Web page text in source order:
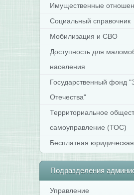
Имущественные
Социальный справочник
Мобилизация и СВО
Доступность для
населения
Государственный фонд
Отечества"
Территориальное
самоуправление (ТОС)
Бесплатная
Подразделения
Управление